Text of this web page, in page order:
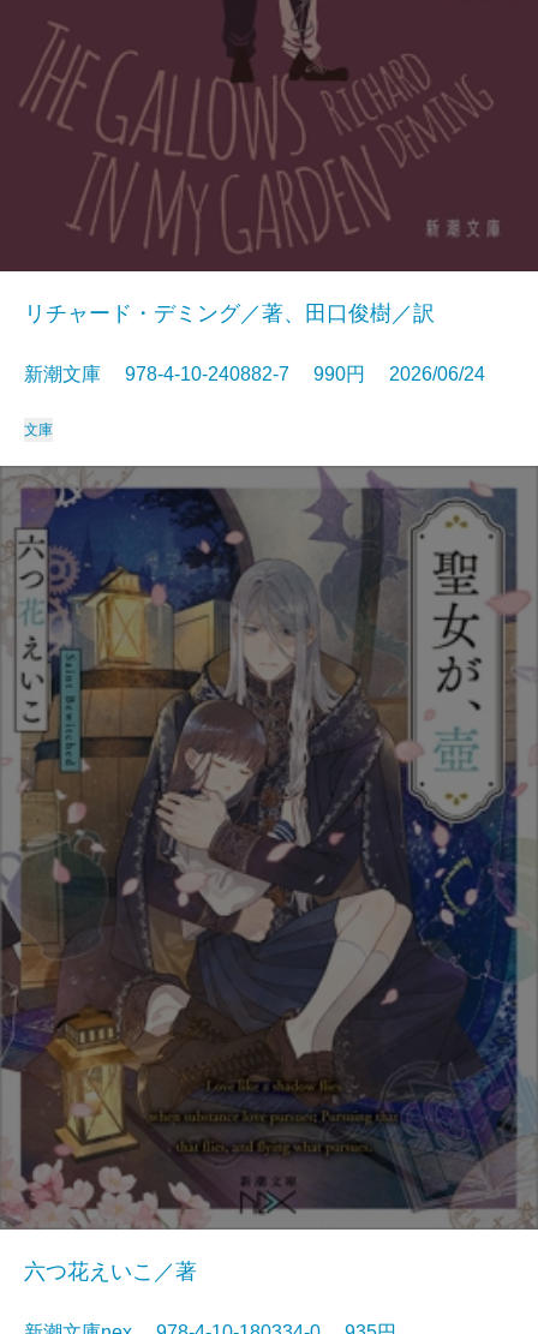
リチャード・デミング／著、田口俊樹／訳
新潮文庫 978-4-10-240882-7 990円 2026/06/24
文庫
六つ花えいこ／著